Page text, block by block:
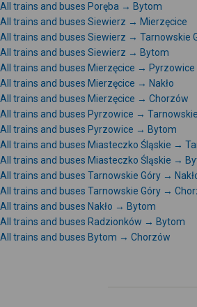
All trains and buses Poręba → Bytom
All trains and buses Siewierz → Mierzęcice
All trains and buses Siewierz → Tarnowskie
All trains and buses Siewierz → Bytom
All trains and buses Mierzęcice → Pyrzowice
All trains and buses Mierzęcice → Nakło
All trains and buses Mierzęcice → Chorzów
All trains and buses Pyrzowice →
All trains and buses Pyrzowice → Bytom
All trains and buses Miasteczko Śląskie →
All trains and buses Miasteczko Śląskie →
All trains and buses Tarnowskie Góry →
All trains and buses Tarnowskie Góry →
All trains and buses Nakło → Bytom
All trains and buses Radzionków → Bytom
All trains and buses Bytom → Chorzów